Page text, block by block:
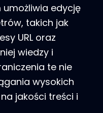
umożliwia edycję
takich jak
URL oraz
wiedzy i
te nie
wysokich
jakości treści i